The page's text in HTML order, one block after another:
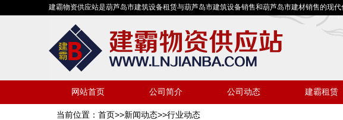
建霸物资供应站是葫芦岛市建筑设备租赁与葫芦岛市建筑设备销售和葫芦岛市建材销售的现代
网站首页 公司简介 公司动态 建霸租赁
当前位置： 首页>>新闻动态>>行业动态